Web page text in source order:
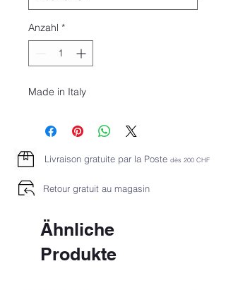
Anzahl *
Made in Italy
Livraison gratuite par la Poste dès 200 CHF
Retour gratuit au magasin
Ähnliche
Produkte